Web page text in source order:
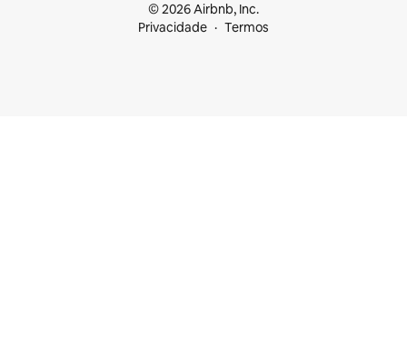
© 2026 Airbnb, Inc.
Privacidade
Termos